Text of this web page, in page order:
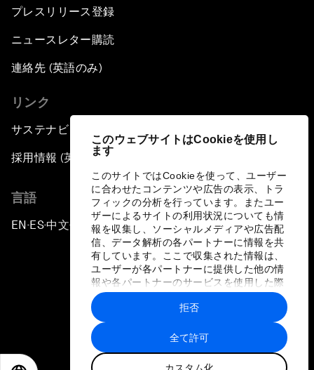
このウェブサイトはCookieを使用し
ます
このサイトではCookieを使って、ユーザー
に合わせたコンテンツや広告の表示、トラ
フィックの分析を行っています。またユー
ザーによるサイトの利用状況についても情
報を収集し、ソーシャルメディアや広告配
信、データ解析の各パートナーに情報を共
有しています。ここで収集された情報は、
ユーザーが各パートナーに提供した他の情
報や各パートナーのサービスを使用した際
に収集された情報と組み合わされ、各パー
トナーによって使用されることがありま
す。
全て許可
カスタム化
拒否
プレスリリース登録
ニュースレター購読
連絡先 (英語のみ)
リンク
サステナビリティへの取り組み
採用情報 (英語のみ)
言語
EN ▪ ES▪中文▪ 日本語
プライバシーポリシーと利用規約
サイトマップ